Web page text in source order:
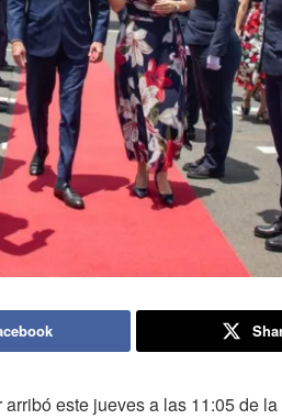
este jueves a las 11:05 de